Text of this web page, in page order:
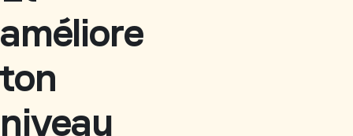
améliore
ton
niveau